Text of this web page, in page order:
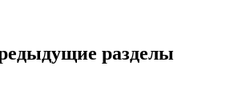
разделы